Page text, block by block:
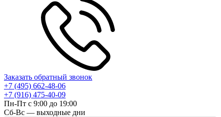
Заказать обратный звонок
+7 (495) 662-48-06
+7 (916) 475-40-09
Пн-Пт с 9:00 до 19:00
Сб-Вс — выходные дни